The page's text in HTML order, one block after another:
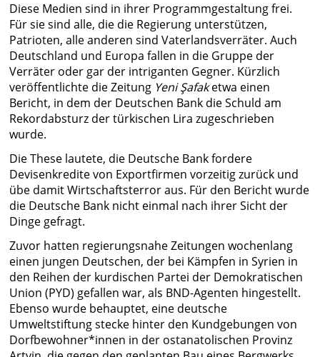
Diese Medien sind in ihrer Programmgestaltung frei.
Für sie sind alle, die die Regierung unterstützen,
Patrioten, alle anderen sind Vaterlandsverräter. Auch
Deutschland und Europa fallen in die Gruppe der
Verräter oder gar der intriganten Gegner. Kürzlich
veröffentlichte die Zeitung Yeni Şafaketwa einen
Bericht, in dem der Deutschen Bank die Schuld am
Rekordabsturz der türkischen Lira zugeschrieben
wurde.
Die These lautete, die Deutsche Bank fordere
Devisenkredite von Exportfirmen vorzeitig zurück und
übe damit Wirtschaftsterror aus. Für den Bericht wurde
die Deutsche Bank nicht einmal nach ihrer Sicht der
Dinge gefragt.
Zuvor hatten regierungsnahe Zeitungen wochenlang
einen jungen Deutschen, der bei Kämpfen in Syrien in
den Reihen der kurdischen Partei der Demokratischen
Union (PYD) gefallen war, als BND-Agenten hingestellt.
Ebenso wurde behauptet, eine deutsche
Umweltstiftung stecke hinter den Kundgebungen von
Dorfbewohner*innen in der ostanatolischen Provinz